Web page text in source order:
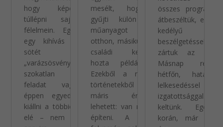
hogy képes
túllépni saját
félelmein. Egy-
egy kihívás –
sötét
„varázsösvény”,
szokatlan
feladat vagy
éppen egyedül
kiállni a többiek
elé – nem is
mesélt, hogyan
gyűjti külön a
műanyagot
otthon, másikuk a
családi kertet
hozta példának.
Ezekből a rövid
történetekből
máris érezni
lehetett: van mire
építeni. A hét
összes programját
átbeszéltük, egy jó
kedélyű
beszélgetéssel
zártuk az estét.
Másnap reggel,
hétfőn, hatalmas
lelkesedéssel és
izgatottsággal
keltünk. Egészen
korán, már nyolc